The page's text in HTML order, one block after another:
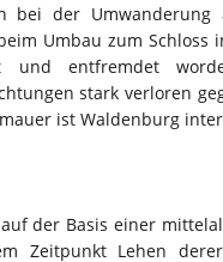
bei der
Umbau zum Schloss
und entfremdet
stark verloren
ist Waldenburg
der Basis einer
Zeitpunkt Lehen